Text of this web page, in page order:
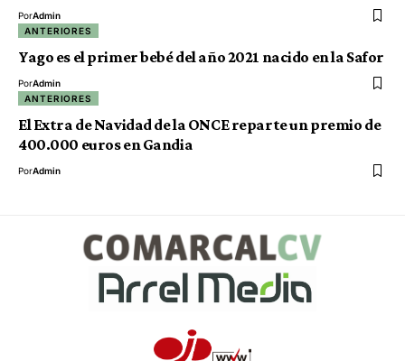
PorAdmin
ANTERIORES
Yago es el primer bebé del año 2021 nacido en la Safor
PorAdmin
ANTERIORES
El Extra de Navidad de la ONCE reparte un premio de
400.000 euros en Gandia
PorAdmin